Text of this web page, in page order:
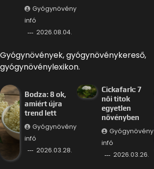
Gyógynövény
infó
2026.08.04.
Gyógynövények, gyógynövénykereső,
gyógynövénylexikon.
Bodza: 8 ok,
amiért újra
trend lett
Gyógynövény
infó
2026.03.28.
Cickafark: 7
női titok
egyetlen
növényben
Gyógynövény
infó
2026.03.26.